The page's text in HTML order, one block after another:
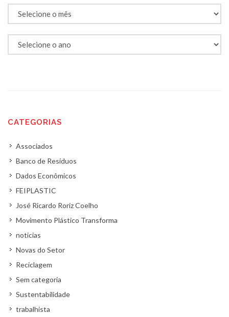
CATEGORIAS
Associados
Banco de Resíduos
Dados Econômicos
FEIPLASTIC
José Ricardo Roriz Coelho
Movimento Plástico Transforma
noticias
Novas do Setor
Reciclagem
Sem categoria
Sustentabilidade
trabalhista